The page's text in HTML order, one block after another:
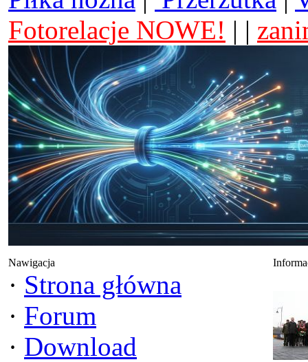
Fotorelacje NOWE! | |
Nawigacja
· Strona główna
· Forum
· Download